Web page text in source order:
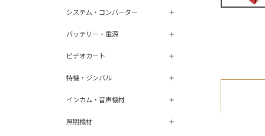
システム・コンバーター
バッテリー・電源
ビデオカート
特機・ジンバル
インカム・音声機材
照明機材